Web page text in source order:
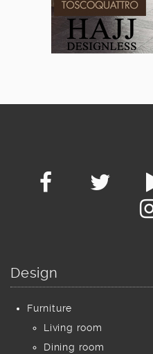
Design
Furniture
Living room
Dining room